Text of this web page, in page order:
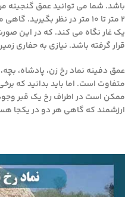
باشد. شما می توانید عمق گنجینه
2 متر تا 10 متر در نظر
یک غار نگاه می کند. که در این
قرار گرفته باشد. نیازی به حفاری
عمق دفینه نماد رخ زن، پادشاه، بچه،
متفاوت است. اما باید بدانید که
ممکن است در اطراف رخ یک قبر
ارزشمند که گاهی هر دو در یکجا